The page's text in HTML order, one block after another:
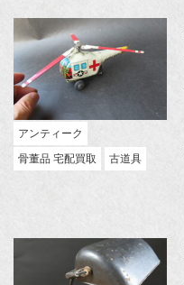
アンティーク
骨董品 宅配買取
古道具